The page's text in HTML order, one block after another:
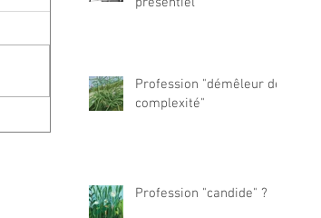
Profession "démêleur de
complexité"
Profession "candide" ?